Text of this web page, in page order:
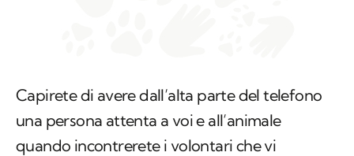
Capirete di avere dall’alta parte del telefono
una persona attenta a voi e all’animale
quando incontrerete i volontari che vi